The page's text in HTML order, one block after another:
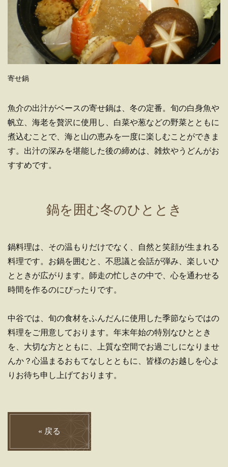
寄せ鍋
魚介の出汁がベースの寄せ鍋は、冬の定番。旬の白身魚や
帆立、海老を贅沢に使用し、白菜や葱などの野菜とともに
煮込むことで、海と山の恵みを一度に楽しむことができま
す。出汁の深みを堪能した後の締めは、雑炊やうどんがお
すすめです。
鍋を囲む冬のひととき
鍋料理は、その温もりだけでなく、自然と笑顔が生まれる
料理です。お鍋を囲むと、不思議と会話が弾み、楽しいひ
とときが広がります。師走の忙しさの中で、心を通わせる
時間を作るのにぴったりです。
中谷では、旬の食材をふんだんに使用した季節ならではの
料理をご用意しております。年末年始の特別なひととき
を、大切な方とともに、上質な空間でお過ごしになりませ
んか？心温まるおもてなしとともに、皆様のお越しを心よ
りお待ち申し上げております。
« 戻る